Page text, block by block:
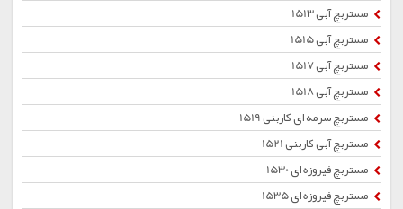
مستربچ آبی 1513
مستربچ آبی 1515
مستربچ آبی 1517
مستربچ آبی 1518
مستربچ سرمه ای کاربنی 1519
مستربچ آبی کاربنی 1521
مستربچ فیروزه ای 1530
مستربچ فیروزه ای 1535